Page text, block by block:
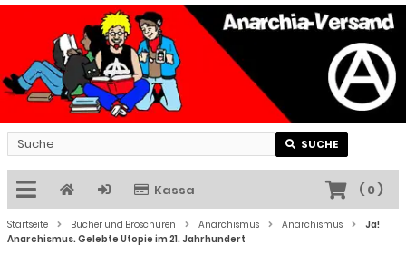
SUCHE
Kassa ( 0)
Startseite Bücher und Broschüren Anarchismus Anarchismus
Ja!
Anarchismus. Gelebte Utopie im 21. Jahrhundert